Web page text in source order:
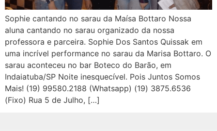
Sophie cantando no sarau da Maísa Bottaro Nossa
aluna cantando no sarau organizado da nossa
professora e parceira. Sophie Dos Santos Quissak em
uma incrível performance no sarau da Marisa Bottaro. O
sarau aconteceu no bar Boteco do Barão, em
Indaiatuba/SP Noite inesquecível. Pois Juntos Somos
Mais! (19) 99580.2188 (Whatsapp) (19) 3875.6536
(Fixo) Rua 5 de Julho, […]